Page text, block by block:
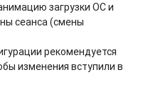
загрузки ОС и
сеанса (смены
рекомендуется
изменения вступили в